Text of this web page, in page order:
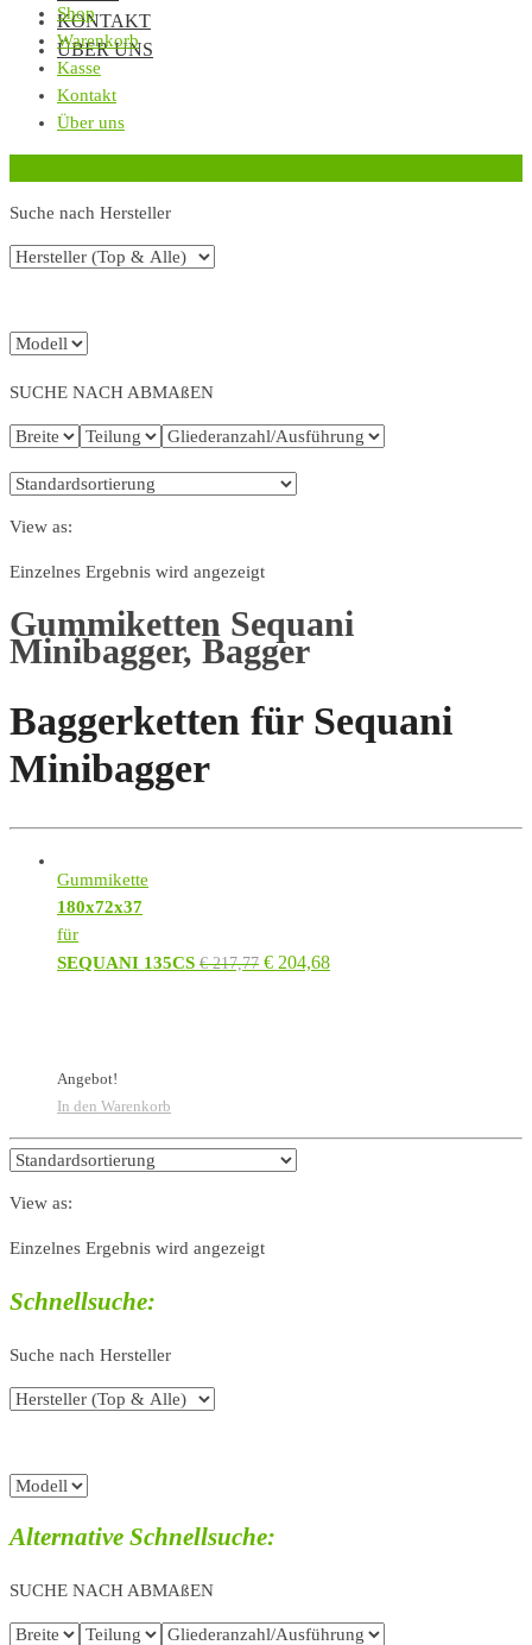
KONTAKT
ÜBER UNS
Shop
Warenkorb
Kasse
Kontakt
Über uns
Suche nach Hersteller
SUCHE NACH ABMAßEN
View as:
Einzelnes Ergebnis wird angezeigt
Gummiketten Sequani
Minibagger, Bagger
Baggerketten für Sequani
Minibagger
Gummikette
180x72x37
für
SEQUANI 135CS €217,77 € 204,68
Angebot!
In den Warenkorb
View as:
Einzelnes Ergebnis wird angezeigt
Schnellsuche:
Suche nach Hersteller
Alternative Schnellsuche:
SUCHE NACH ABMAßEN